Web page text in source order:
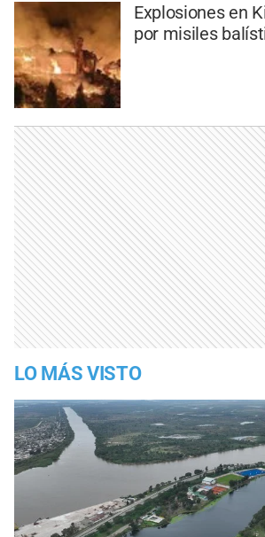
Explosiones en
por misiles
LO MÁS VISTO